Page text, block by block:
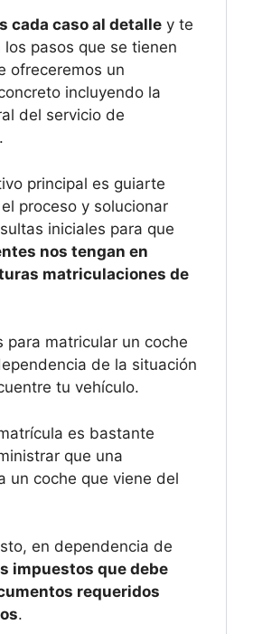
cada caso al detalle y te
los pasos que se tienen
ofreceremos un
incluyendo la
del servicio de
principal es guiarte
proceso y solucionar
iniciales para que
nos tengan en
matriculaciones de
para matricular un coche
de la situación
tu vehículo.
es bastante
que una
un coche que viene del
en dependencia de
impuestos que debe
requeridos
.